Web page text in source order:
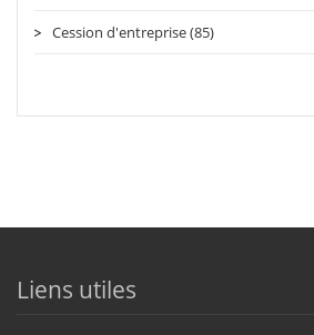
Cession d'entreprise (85)
Liens utiles